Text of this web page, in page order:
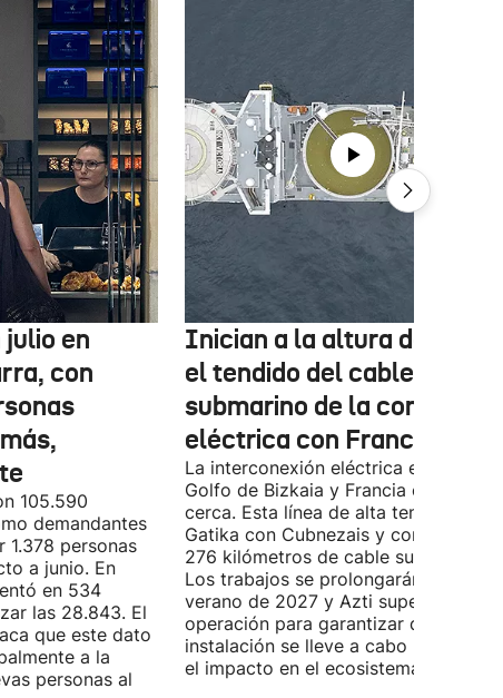
julio en
con
105.590
demandantes
1.378 personas
a junio. En
en 534
las 28.843. El
que este dato
a la
personas al
Inician a la altura de
el tendido del cable
submarino de la conexión
eléctrica con Francia
La interconexión eléctrica entre el
Golfo de Bizkaia y Francia está más
cerca. Esta línea de alta tensión unirá
Gatika con Cubnezais y contará con
276 kilómetros de cable submarino.
Los trabajos se prolongarán hasta
verano de 2027 y Azti supervisará la
operación para garantizar que la
instalación se lleve a cabo
el impacto en el ecosistema marino.